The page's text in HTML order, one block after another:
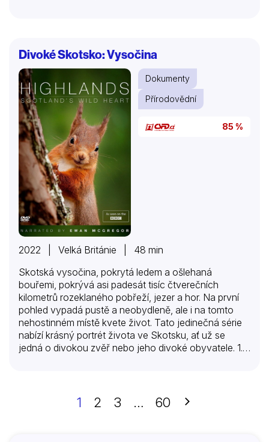
Divoké Skotsko: Vysočina
Dokumenty
Přírodovědní
85 %
2022 | Velká Británie | 48 min
Skotská vysočina, pokrytá ledem a ošlehaná
bouřemi, pokrývá asi padesát tisíc čtverečních
kilometrů rozeklaného pobřeží, jezer a hor. Na první
pohled vypadá pustě a neobydleně, ale i na tomto
nehostinném místě kvete život. Tato jedinečná série
nabízí krásný portrét života ve Skotsku, ať už se
jedná o divokou zvěř nebo jeho divoké obyvatele. 1.
rodin. 2. Léto Pro zvířata ze Skotské vysočiny
znamená léto čas pro založení rodiny dřív, než přijde
1 2 3 … 60 Další